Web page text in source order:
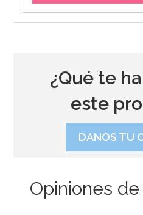
¿Qué te
este
DANOS TU
Opiniones